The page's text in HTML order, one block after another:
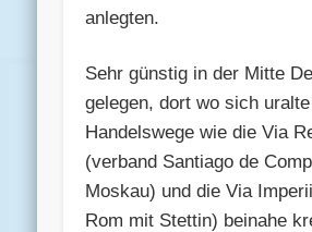
anlegten.
Sehr günstig in der Mitte
gelegen, dort wo sich uralte
Handelswege wie die Via
(verband Santiago de
Moskau) und die Via
Rom mit Stettin) beinahe